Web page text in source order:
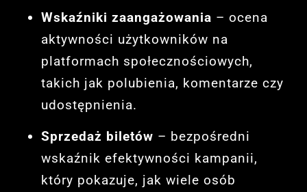
Wskaźniki zaangażowania – ocena
aktywności użytkowników na
platformach społecznościowych,
takich jak polubienia, komentarze czy
udostępnienia.
Sprzedaż biletów – bezpośredni
wskaźnik efektywności kampanii,
który pokazuje, jak wiele osób